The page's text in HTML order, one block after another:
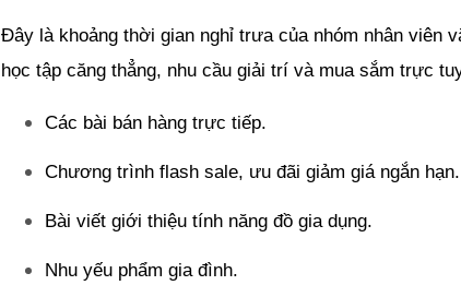
Đây là khoảng thời gian nghỉ trưa của nhóm nhân viên
học tập căng thẳng, nhu cầu giải trí và mua sắm trực
Các bài bán hàng trực tiếp.
Chương trình flash sale, ưu đãi giảm giá ngắn hạn.
Bài viết giới thiệu tính năng đồ gia dụng.
Nhu yếu phẩm gia đình.